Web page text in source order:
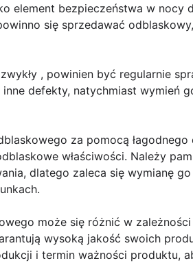
element bezpieczeństwa w nocy
się sprzedawać
, powinien być regularnie
defekty, natychmiast wymień
za pomocą
właściwości. Należy
dlatego zaleca się wymianę
może się różnić w
wysoką jakość swoich
i termin ważności produktu,